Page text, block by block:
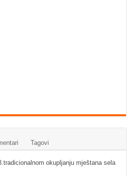
Tagovi
okupljanju mještana sela